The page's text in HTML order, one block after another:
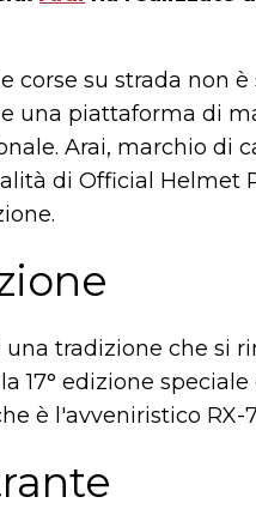
corse su strada non
una piattaforma di
Arai, marchio di
di Official Helmet
tradizione che si
17° edizione
è l'avveniristico